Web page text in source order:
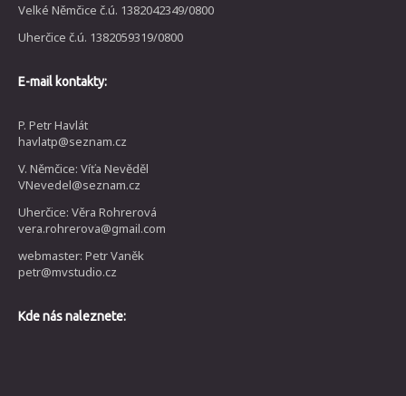
Velké Němčice č.ú. 1382042349/0800
Uherčice č.ú. 1382059319/0800
E-mail kontakty:
P. Petr Havlát
havlatp@seznam.cz
V. Němčice: Víťa Nevěděl
VNevedel@seznam.cz
Uherčice: Věra Rohrerová
vera.rohrerova@gmail.com
webmaster: Petr Vaněk
petr@mvstudio.cz
Kde nás naleznete: